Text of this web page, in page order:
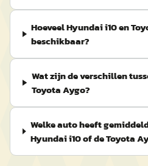
Hoeveel Hyundai i10 en
beschikbaar?
Wat zijn de verschillen
Toyota Aygo?
Welke auto heeft
Hyundai i10 of de Toyota